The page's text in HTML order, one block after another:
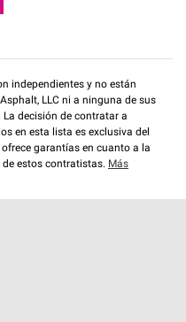
independientes y no están
LLC ni a ninguna de sus
La decisión de contratar a
en esta lista es exclusiva del
garantías en cuanto a la
estos contratistas. Más